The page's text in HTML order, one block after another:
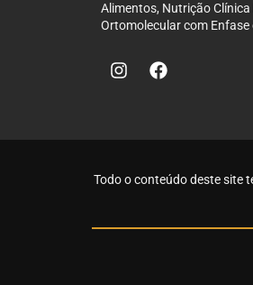
Alimentos, Nutrição
Ortomolecular com
Todo o conteúdo deste site